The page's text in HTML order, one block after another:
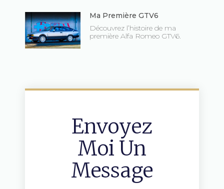
Ma Première GTV6
Découvrez l’histoire de ma
première Alfa Romeo GTV6.
Envoyez
Moi Un
Message